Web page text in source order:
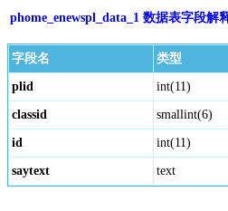
phome_enewspl_data_1 数据表字段解
字段名 类型
plid int(11)
classid smallint(6)
id int(11)
saytext text